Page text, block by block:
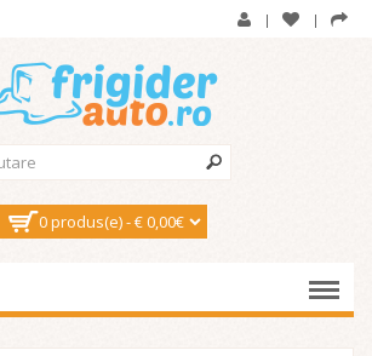
0 produs(e) - € 0,00€